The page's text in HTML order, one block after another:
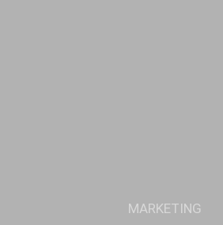
MARKETING